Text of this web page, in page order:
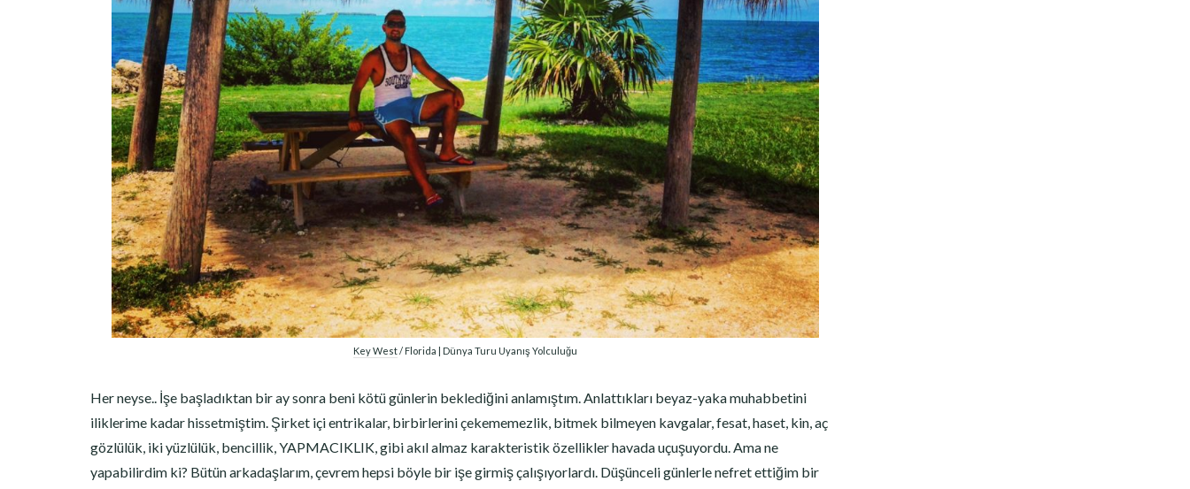
Key West/ Florida | Dünya Turu Uyanış Yolculuğu
Her neyse.. İşe başladıktan bir ay sonra beni kötü günlerin beklediğini anlamıştım. Anlattıkları beyaz-yaka muhabbetini
iliklerime kadar hissetmiştim. Şirket içi entrikalar, birbirlerini çekememezlik, bitmek bilmeyen kavgalar, fesat, haset, kin, aç
gözlülük, iki yüzlülük, bencillik, YAPMACIKLIK, gibi akıl almaz karakteristik özellikler havada uçuşuyordu. Ama ne
yapabilirdim ki? Bütün arkadaşlarım, çevrem hepsi böyle bir işe girmiş çalışıyorlardı. Düşünceli günlerle nefret ettiğim bir